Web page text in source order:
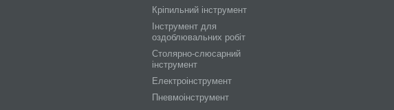
Кріпильний інструмент
Інструмент для
оздоблювальних робіт
Столярно-слюсарний
інструмент
Електроінструмент
Пневмоінструмент